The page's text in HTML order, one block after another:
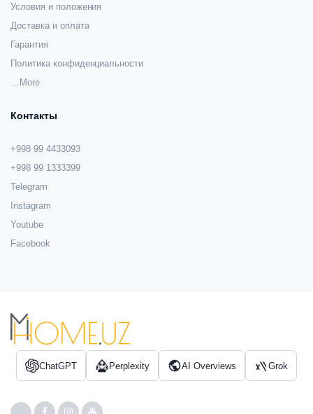
Условия и положения
Доставка и оплата
Гарантия
Политика конфиденциальности
…More
Контакты
+998 99 4433093
+998 99 1333399
Telegram
Instagram
Youtube
Facebook
ChatGPT Perplexity AI Overviews Grok